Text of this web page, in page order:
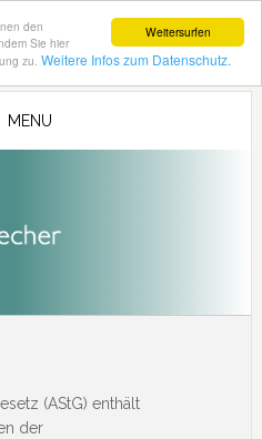
Weitersurfen
den
Sie hier
zu. Weitere Infos zum Datenschutz.
MENU
(AStG) enthält
der